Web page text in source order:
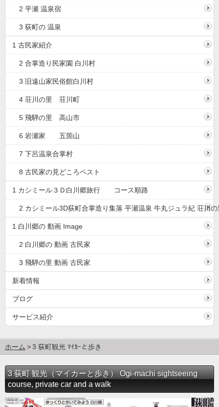
2 平瀬 温泉宿
3 荻町の 温泉
1 古民家紹介
2 合掌造り民家園 白川村
3 旧遠山家民俗館白川村
4 荘川の里 荘川町
5 飛騨の里 高山市
6 岩瀬家 五箇山
7 下呂温泉合掌村
8 古民家の見どころベスト
1 カシミール３Ｄ白川郷旅行 コース順路
2 カシミール3D荻町合掌造り集落 平瀬温泉 牛丸ジュラ紀 荘川の
1 白川郷の 動画 Image
2 白川郷の 動画 古民家
3 飛騨の里 動画 古民家
新着情報
ブログ
サービス紹介
ホーム 3 荻町観光 ﾏｲｶｰと歩き
3 荻町 観光（マイカーと歩き） Ogi-machi sightseeing
course, private car and a walk